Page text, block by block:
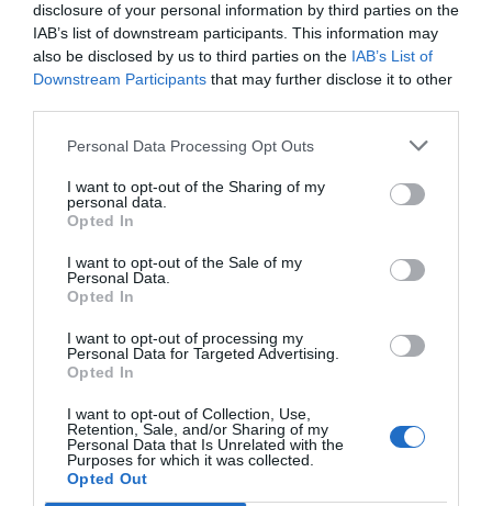
disclosure of your personal information by third parties on the
IAB’s list of downstream participants. This information may
also be disclosed by us to third parties on the IAB’s List of
Downstream Participants that may further disclose it to other
Personal Data Processing Opt Outs
I want to opt-out of the Sharing of my
personal data.
Opted In
I want to opt-out of the Sale of my
Personal Data.
Opted In
I want to opt-out of processing my
Personal Data for Targeted Advertising.
Opted In
I want to opt-out of Collection, Use,
Retention, Sale, and/or Sharing of my
Personal Data that Is Unrelated with the
Purposes for which it was collected.
Opted Out